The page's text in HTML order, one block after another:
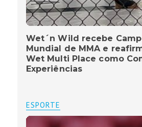
Wet´n Wild recebe
Mundial de MMA e
Wet Multi Place como
Experiências
ESPORTE